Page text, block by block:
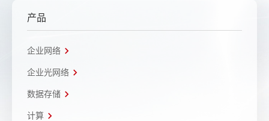
产品
企业网络
企业光网络
数据存储
计算